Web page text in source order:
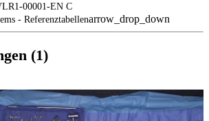
00001-EN C
- Referenztabellenarrow_drop_down
(1)